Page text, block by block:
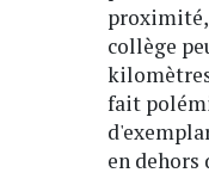
collège
fait
en